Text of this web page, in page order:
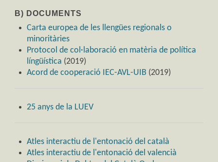
B) DOCUMENTS
Carta europea de les llengües regionals o
minoritàries
Protocol de col·laboració en matèria de política
língüística (2019)
Acord de cooperació IEC-AVL-UIB (2019)
25 anys de la LUEV
Atles interactiu de l'entonació del català
Atles interactiu de l'entonació del valencià